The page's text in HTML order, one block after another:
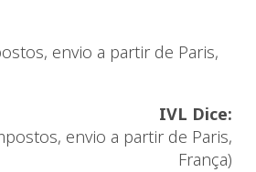
envio a partir de Paris,
IVL Dice:
envio a partir de Paris,
França)